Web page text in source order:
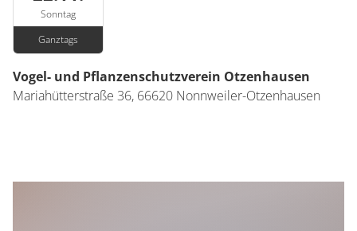
Sonntag
Ganztags
Vogel- und Pflanzenschutzverein Otzenhausen
Mariahütterstraße 36, 66620 Nonnweiler-Otzenhausen